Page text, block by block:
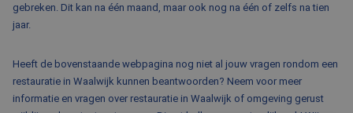
gebreken. Dit kan na één maand, maar ook nog na één of zelfs na tien
jaar.
Heeft de bovenstaande webpagina nog niet al jouw vragen rondom een
restauratie in Waalwijk kunnen beantwoorden? Neem voor meer
informatie en vragen over restauratie in Waalwijk of omgeving gerust